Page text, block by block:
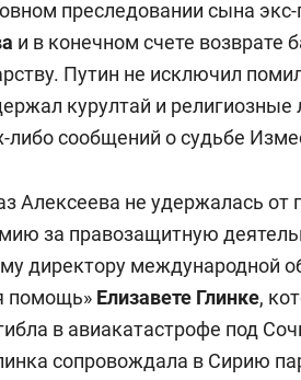
преследовании сына
и в конечном счете возврате
Путин не исключил
курултай и
либо сообщений о судьбе
Алексеева не удержалась от
за правозащитную
директору международной
помощь» Елизавете Глинке,
в авиакатастрофе под
сопровождала в Сирию